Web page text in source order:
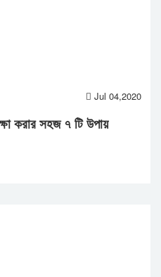
Jul 04,2020
করার সহজ ৭ টি উপায়